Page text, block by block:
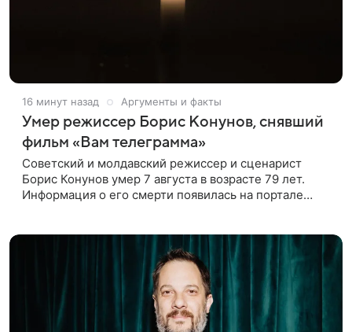
16 минут назад Аргументы и факты
Умер режиссер Борис Конунов, снявший
фильм «Вам телеграмма»
Советский и молдавский режиссер и сценарист
Борис Конунов умер 7 августа в возрасте 79 лет.
Информация о его смерти появилась на портале